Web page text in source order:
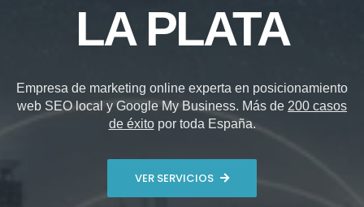
LA PLATA
Empresa de marketing online experta en posicionamiento
web SEO local y Google My Business. Más de 200 casos
de éxitopor toda España.
VER SERVICIOS